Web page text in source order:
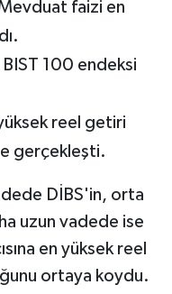
faizi en
100 endeksi
reel getiri
gerçekleşti.
DİBS'in, orta
uzun vadede ise
en yüksek reel
ortaya koydu.